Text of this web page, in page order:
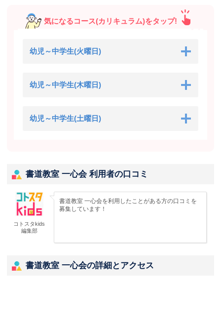
気になるコース(カリキュラム)をタップ!
幼児～中学生(火曜日)
幼児～中学生(木曜日)
幼児～中学生(土曜日)
書道教室 一心会 利用者の口コミ
コトスタkids
編集部
書道教室 一心会を利用したことがある方の口コミを
募集しています！
書道教室 一心会の詳細とアクセス